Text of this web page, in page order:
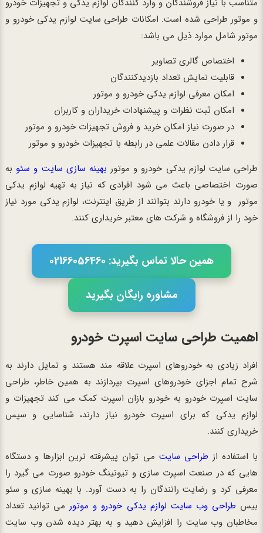
متناسب با نیاز فروشندگان و وارد کنندگان لوازم یدکی و تجهیزات خودرو
و موتور طراحی شده است. امکانات طراحی سایت لوازم یدکی خودرو و
موتور شامل موارد ذیل می باشد:
اختصاص گالری تصاویر
قابلیت نمایش تعداد بازدیدکنندگان
امکان معرفی لوازم یدکی خودرو و موتور
امکان ثبت نظرات و پیشنهادات خریداران و کاربران
در صورت نیاز امکان خرید و فروش تجهیزات خودرو و موتور
قرار دادن مقالات علمی در رابطه با تجهیزات خودرو و موتور
طراحی سایت لوازم یدکی خودرو و موتور بهینه سازی سایت و سئو به
صورت اختصاصی باعث می شود افرادی که نیاز به تهیه لوازم یدکی
موتور و یا خودرو دارند بتوانند از طریق اینترنت، لوازم یدکی مورد نیاز
خود را از فروشگاه و شرکت های معتبر خریداری کنند.
همین حالا تماس بگیرید: 02166056460
مشاوره رایگان بگیرید
اهمیت طراحی سایت اسپرت خودرو
افراد زیادی به خودروهای اسپرت علاقه مند هستند و تمایل دارند به
شرح تمام اجزای خودروهای اسپرت بپردازند به همین خاطر، طراحی
سایت اسپرت خودرو به خودرو بازان اسپرت کمک می کند تجهیزات و
لوازم یدکی که برای اسپرت خودرو نیاز دارند، شناسایی و سپس
خریداری کنند.
با استفاده از طراحی سایت می توان پیشرفته ترین ابزارها و دستگاه
هایی که در صنعت اسپرت سازی و تیونینگ خودرو صورت می گیرد را
معرفی کرد و رضایت رانندگان را به دست آورد. با بهینه سازی و سئو
بیس طراحی وب سایت لوازم یدکی خودرو و موتورمی توانید تعداد
مخاطبان وب سایت را افزایش دهید و به بهتر دیده شدن وب سایت